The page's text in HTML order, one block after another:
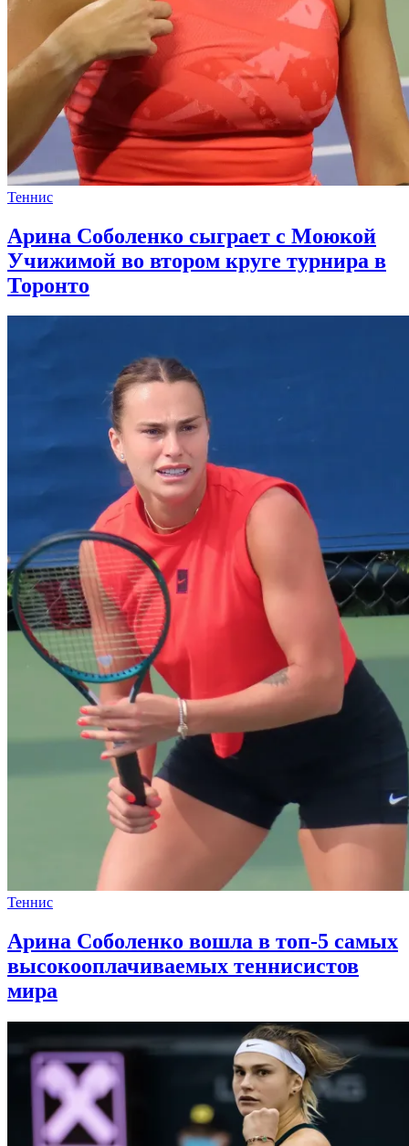
Теннис
Арина Соболенко сыграет с Моюкой
Учижимой во втором круге турнира в
Торонто
Теннис
Арина Соболенко вошла в топ-5 самых
высокооплачиваемых теннисистов
мира